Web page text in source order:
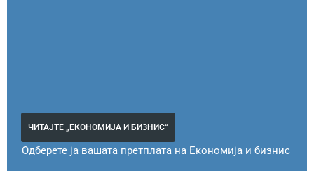
ЧИТАЈТЕ „ЕКОНОМИЈА И БИЗНИС“
Одберете ја вашата претплата на Економија и бизнис